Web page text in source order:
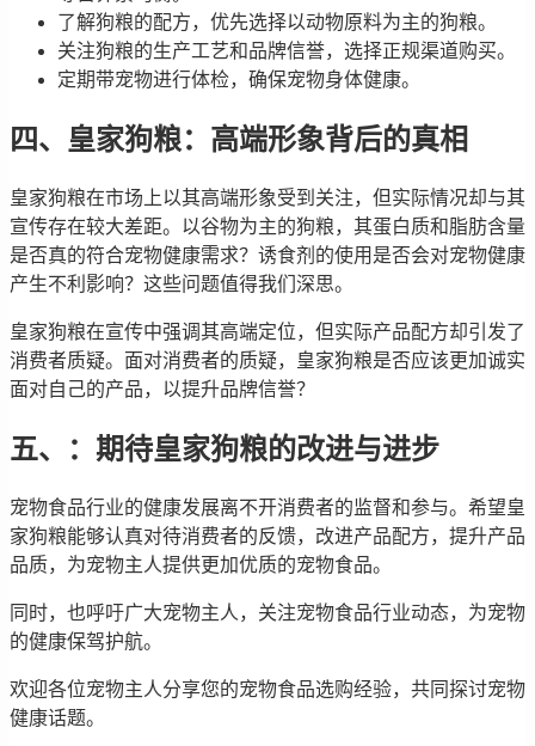
了解狗粮的配方，优先选择以动物原料为主的狗粮。
关注狗粮的生产工艺和品牌信誉，选择正规渠道购买。
定期带宠物进行体检，确保宠物身体健康。
四、皇家狗粮：高端形象背后的真相
皇家狗粮在市场上以其高端形象受到关注，但实际情况却与其
宣传存在较大差距。以谷物为主的狗粮，其蛋白质和脂肪含量
是否真的符合宠物健康需求？诱食剂的使用是否会对宠物健康
产生不利影响？这些问题值得我们深思。
皇家狗粮在宣传中强调其高端定位，但实际产品配方却引发了
消费者质疑。面对消费者的质疑，皇家狗粮是否应该更加诚实
面对自己的产品，以提升品牌信誉？
五、：期待皇家狗粮的改进与进步
宠物食品行业的健康发展离不开消费者的监督和参与。希望皇
家狗粮能够认真对待消费者的反馈，改进产品配方，提升产品
品质，为宠物主人提供更加优质的宠物食品。
同时，也呼吁广大宠物主人，关注宠物食品行业动态，为宠物
的健康保驾护航。
欢迎各位宠物主人分享您的宠物食品选购经验，共同探讨宠物
健康话题。